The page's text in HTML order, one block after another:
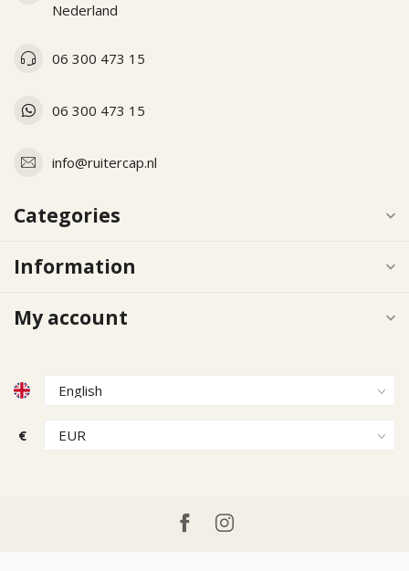
Nederland
06 300 473 15
06 300 473 15
info@ruitercap.nl
Categories
Information
My account
€